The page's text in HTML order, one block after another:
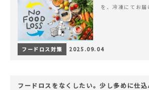
を、冷凍にてお届
フードロス対策 2025.09.04
フードロスをなくしたい。少し多めに仕